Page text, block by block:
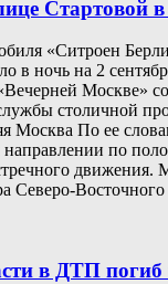
Стартовой
«Ситроен
в ночь на 2
Москве»
столичной
Москва По ее
по
движения.
Северо-
в ДТП погиб